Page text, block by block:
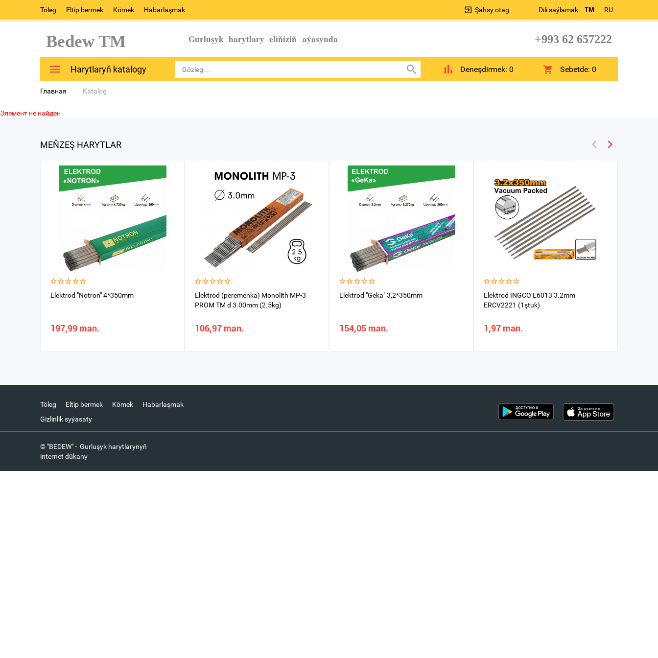
Töleg Eltip bermek Kömek Habarlaşmak Dili saýlamak: TM RU
Şahsy otag
Bedew TM Gurluşyk harytlary eliňiziň aýasynda +993 62 657222
Harytlaryň katalogy Deneşdirmek: 0 Sebetde:0
Главная Katalog
Элемент не найден
MEŇZEŞ HARYTLAR
Elektrod "Notron" 4*350mm
197,99 man.
Elektrod (peremenka) Monolith MP-3
PROM TM d 3.00mm (2.5kg)
106,97 man.
Elektrod "Geka" 3,2*350mm
154,05 man.
Elektrod INGCO E6013 3.2mm
ERCV2221 (1ştuk)
1,97 man.
Töleg Eltip bermek Kömek
Habarlaşmak
Gizlinlik syýasaty
© "BEDEW" - Gurluşyk harytlarynyň
internet dükany